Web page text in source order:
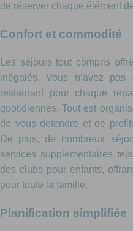
de réserver chaque élément
Confort et commodité
Les séjours tout compris
inégalés. Vous n’avez
restaurant pour chaque
quotidiennes. Tout est
de vous détendre et de
De plus, de nombreux
services supplémentaires
des clubs pour enfants,
pour toute la famille.
Planification simplifiée